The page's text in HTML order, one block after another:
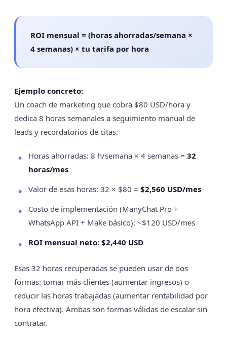
ROI mensual = (horas ahorradas/semana ×
4 semanas) × tu tarifa por hora
Ejemplo concreto:
Un coach de marketing que cobra $80 USD/hora y
dedica 8 horas semanales a seguimiento manual de
leads y recordatorios de citas:
Horas ahorradas: 8 h/semana × 4 semanas = 32
horas/mes
Valor de esas horas: 32 × $80 = $2,560 USD/mes
Costo de implementación (ManyChat Pro +
WhatsApp API + Make básico): ~$120 USD/mes
ROI mensual neto: $2,440 USD
Esas 32 horas recuperadas se pueden usar de dos
formas: tomar más clientes (aumentar ingresos) o
reducir las horas trabajadas (aumentar rentabilidad por
hora efectiva). Ambas son formas válidas de escalar sin
contratar.